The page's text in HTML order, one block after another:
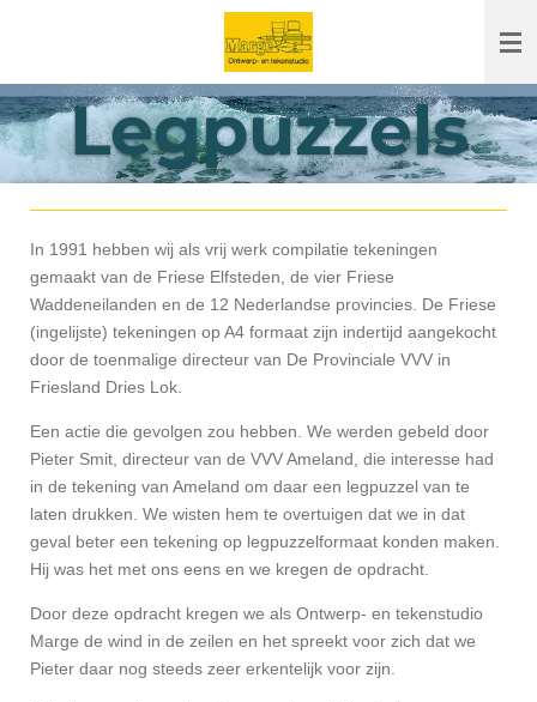
de
hoofdinhoudLegpuzzels
In 1991 hebben wij als vrij werk compilatie tekeningen
gemaakt van de Friese Elfsteden, de vier Friese
Waddeneilanden en de 12 Nederlandse provincies. De Friese
(ingelijste) tekeningen op A4 formaat zijn indertijd aangekocht
door de toenmalige directeur van De Provinciale VVV in
Friesland Dries Lok.
Een actie die gevolgen zou hebben. We werden gebeld door
Pieter Smit, directeur van de VVV Ameland, die interesse had
in de tekening van Ameland om daar een legpuzzel van te
laten drukken. We wisten hem te overtuigen dat we in dat
geval beter een tekening op legpuzzelformaat konden maken.
Hij was het met ons eens en we kregen de opdracht.
Door deze opdracht kregen we als Ontwerp- en tekenstudio
Marge de wind in de zeilen en het spreekt voor zich dat we
Pieter daar nog steeds zeer erkentelijk voor zijn.